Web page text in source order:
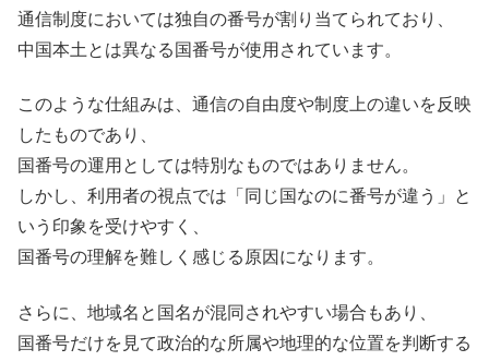
通信制度においては独自の番号が割り当てられており、
中国本土とは異なる国番号が使用されています。
このような仕組みは、通信の自由度や制度上の違いを反映
したものであり、
国番号の運用としては特別なものではありません。
しかし、利用者の視点では「同じ国なのに番号が違う」と
いう印象を受けやすく、
国番号の理解を難しく感じる原因になります。
さらに、地域名と国名が混同されやすい場合もあり、
国番号だけを見て政治的な所属や地理的な位置を判断する